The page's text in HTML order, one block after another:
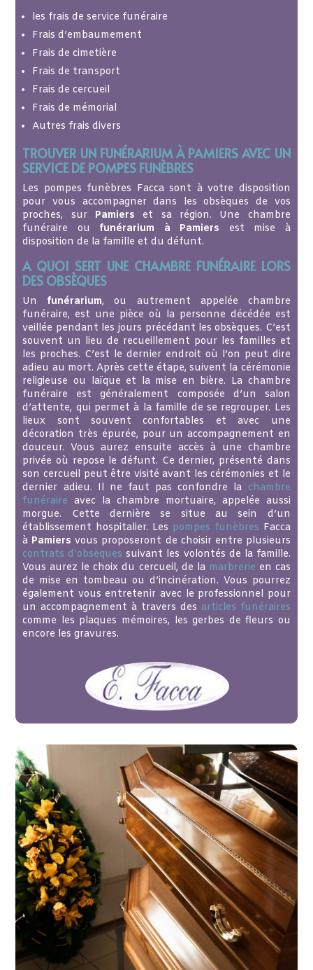
les frais de service funéraire
Frais d’embaumement
Frais de cimetière
Frais de transport
Frais de cercueil
Frais de mémorial
Autres frais divers
TROUVER UN FUNÉRARIUM À PAMIERS AVEC UN
SERVICE DE POMPES FUNÈBRES
Les pompes funèbres Facca sont à votre disposition
pour vous accompagner dans les obsèques de vos
proches, sur Pamiers et sa région. Une chambre
funéraire ou funérarium à Pamiers est mise à
disposition de la famille et du défunt.
A QUOI SERT UNE CHAMBRE FUNÉRAIRE LORS
DES OBSÈQUES
Un funérarium, ou autrement appelée chambre
funéraire, est une pièce où la personne décédée est
veillée pendant les jours précédant les obsèques. C’est
souvent un lieu de recueillement pour les familles et
les proches. C’est le dernier endroit où l’on peut dire
adieu au mort. Après cette étape, suivent la cérémonie
religieuse ou laïque et la mise en bière. La chambre
funéraire est généralement composée d’un salon
d’attente, qui permet à la famille de se regrouper. Les
lieux sont souvent confortables et avec une
décoration très épurée, pour un accompagnement en
douceur. Vous aurez ensuite accès à une chambre
privée où repose le défunt. Ce dernier, présenté dans
son cercueil peut être visité avant les cérémonies et le
dernier adieu. Il ne faut pas confondre la chambre
funéraire avec la chambre mortuaire, appelée aussi
morgue. Cette dernière se situe au sein d’un
établissement hospitalier. Les pompes funèbres Facca
à Pamiers vous proposeront de choisir entre plusieurs
contrats d’obsèques suivant les volontés de la famille.
Vous aurez le choix du cercueil, de la marbrerie en cas
de mise en tombeau ou d’incinération. Vous pourrez
également vous entretenir avec le professionnel pour
un accompagnement à travers des articles funéraires
comme les plaques mémoires, les gerbes de fleurs ou
encore les gravures.